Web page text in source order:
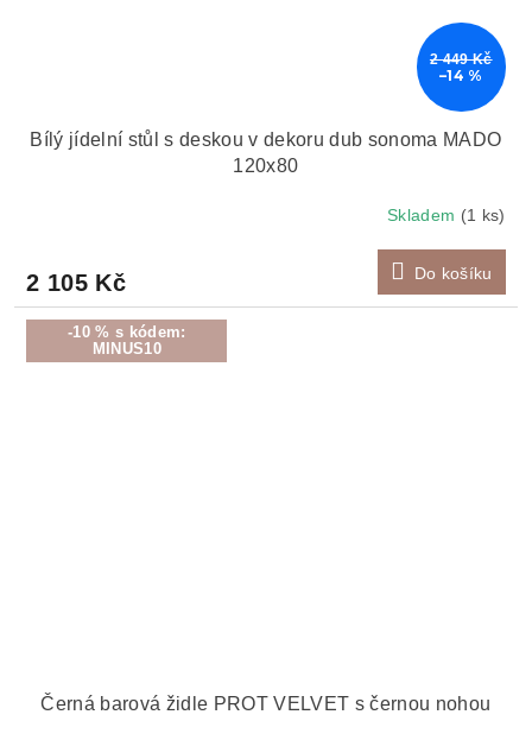
2 449 Kč
–14 %
Bílý jídelní stůl s deskou v dekoru dub sonoma MADO
120x80
Skladem (1 ks)
2 105 Kč Do košíku
-10 % s kódem:
MINUS10
Černá barová židle PROT VELVET s černou nohou